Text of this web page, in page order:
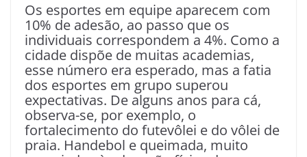
Os esportes em equipe aparecem com
10% de adesão, ao passo que os
individuais correspondem a 4%. Como a
cidade dispõe de muitas academias,
esse número era esperado, mas a fatia
dos esportes em grupo superou
expectativas. De alguns anos para cá,
observa-se, por exemplo, o
fortalecimento do futevôlei e do vôlei de
praia. Handebol e queimada, muito